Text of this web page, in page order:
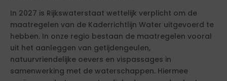
In 2027 is Rijkswaterstaat wettelijk verplicht om de
maatregelen van de Kaderrichtlijn Water uitgevoerd te
hebben. In onze regio bestaan de maatregelen vooral
uit het aanleggen van getijdengeulen,
natuurvriendelijke oevers en vispassages in
samenwerking met de waterschappen. Hiermee